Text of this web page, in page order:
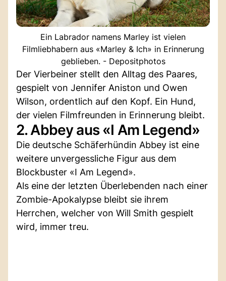
Ein Labrador namens Marley ist vielen
Filmliebhabern aus «Marley & Ich» in Erinnerung
geblieben. - Depositphotos
Der Vierbeiner stellt den Alltag des Paares,
gespielt von Jennifer Aniston und Owen
Wilson, ordentlich auf den Kopf. Ein Hund,
der vielen Filmfreunden in Erinnerung bleibt.
2. Abbey aus «I Am Legend»
Die deutsche Schäferhündin Abbey ist eine
weitere unvergessliche Figur aus dem
Blockbuster «I Am Legend».
Als eine der letzten Überlebenden nach einer
Zombie-Apokalypse bleibt sie ihrem
Herrchen, welcher von Will Smith gespielt
wird, immer treu.